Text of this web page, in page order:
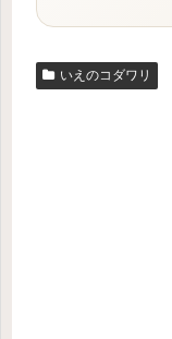
いえのコダワリ